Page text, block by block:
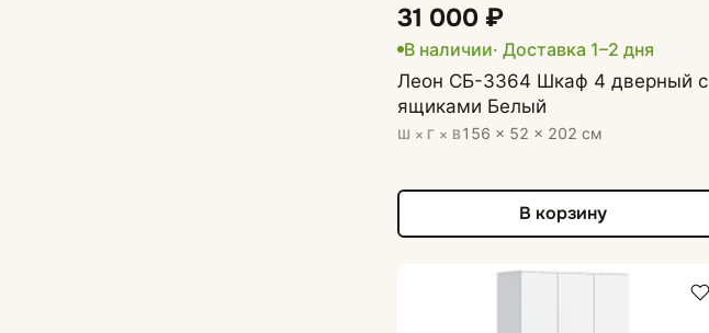
31 000 ₽
В наличии· Доставка 1–2 дня
Леон СБ-3364 Шкаф 4 дверный с
ящиками Белый
Ш × Г × В156 × 52 × 202 см
В корзину